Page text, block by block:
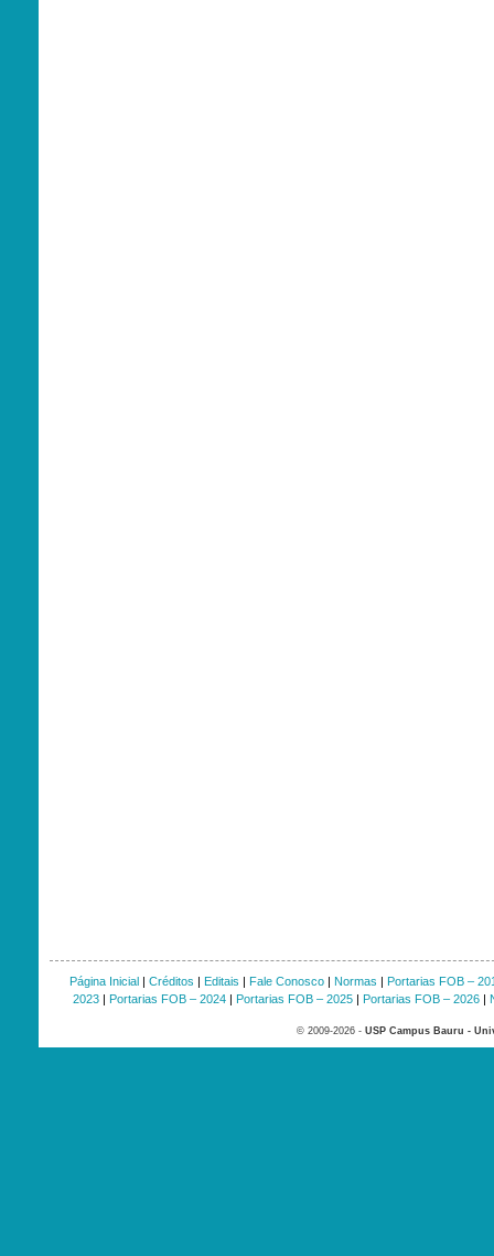
Página Inicial| Créditos | Editais | Fale Conosco| Normas | Portarias FOB –
2023| Portarias FOB – 2024| Portarias FOB – 2025| Portarias FOB – 2026|
© 2009-2026 - USP Campus Bauru -